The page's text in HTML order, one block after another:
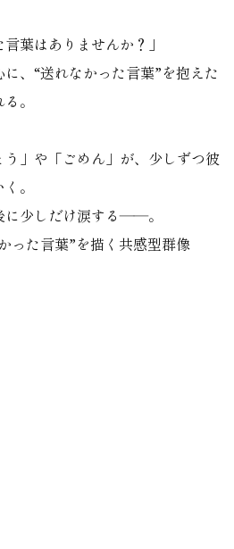
葉はありませんか？」
、“送れなかった言葉”を抱えた
。
」や「ごめん」が、少しずつ彼
。
に少しだけ涙する――。
った言葉”を描く共感型群像